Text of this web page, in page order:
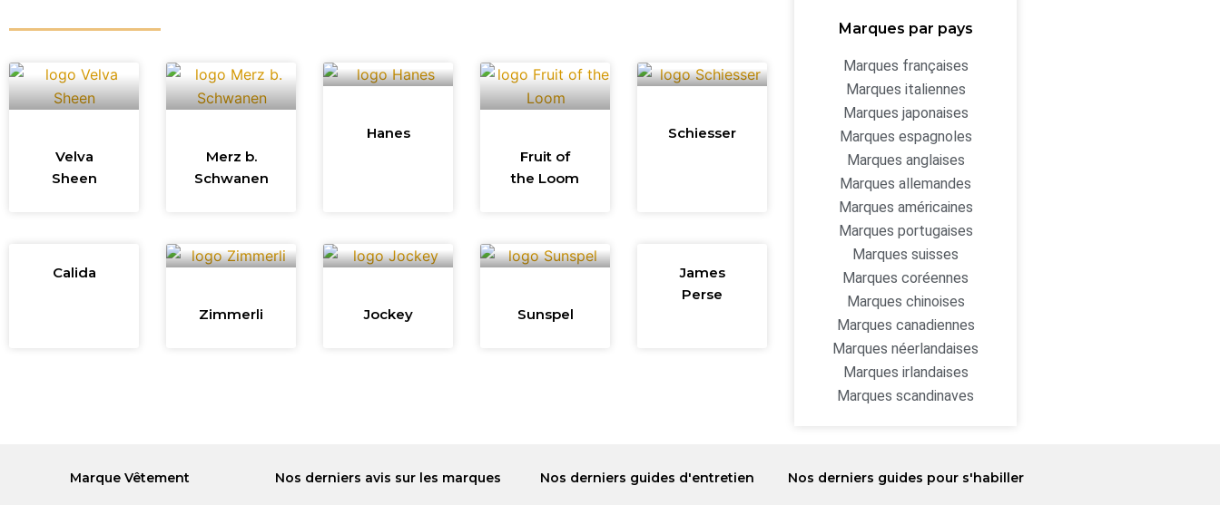
Velva
Sheen
Merz b.
Schwanen
Hanes
Fruit of
the Loom
Schiesser
Calida
Zimmerli Jockey Sunspel
James
Perse
Marques par pays
Marques françaises
Marques italiennes
Marques japonaises
Marques espagnoles
Marques anglaises
Marques allemandes
Marques américaines
Marques portugaises
Marques suisses
Marques coréennes
Marques chinoises
Marques canadiennes
Marques néerlandaises
Marques irlandaises
Marques scandinaves
Marque Vêtement Nos derniers avis sur les marques Nos derniers guides d'entretien Nos derniers guides pour s'habiller